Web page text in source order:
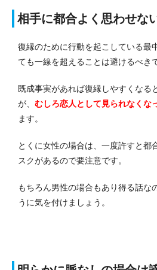
相手に都合よく思わせな
復縁のために行動を起こしている最
ても一線を超えることは避けるべき
既成事実があれば復縁しやすくなる
が、 むしろ恋人として見られなくな
ます。
とくに女性の場合は、一度許すと都
スクがあるので要注意です。
もちろん男性の場合もあり得る話な
うに気を付けましょう。